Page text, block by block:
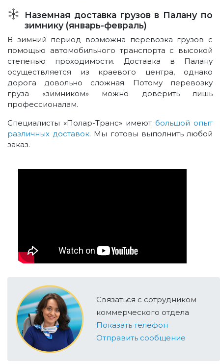
Наземная доставка грузов в Палану по
зимнику (январь-февраль)
В зимний период возможна перевозка грузов с
помощью автомобильного транспорта с высокой
степенью проходимости. Доставка в Палану
осуществляется из краевого центра, однако
дорога довольно сложная. Потому перевозку
груза «зимником» можно доверить лишь
профессионалам.
Специалисты «Полар-Транс» имеют большой опыт
различных доставок. Мы готовы выполнить любой
заказ.
Связаться с сотрудником
коммерческого отдела
Показать телефон
Отправить сообщение